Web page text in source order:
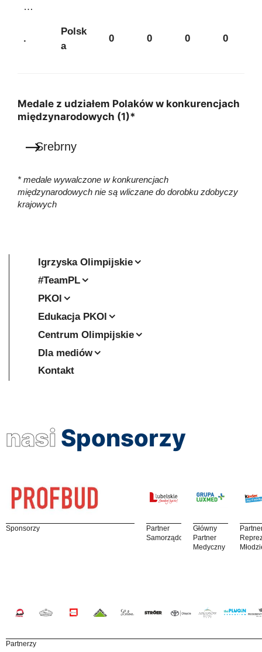
…
.
Polsk
a
0 0 0 0
Medale z udziałem Polaków w konkurencjach
międzynarodowych (1)*
Srebrny
* medale wywalczone w konkurencjach
międzynarodowych nie są wliczane do dorobku zdobyczy
krajowych
Igrzyska Olimpijskie
#TeamPL
PKOl
Edukacja PKOl
Centrum Olimpijskie
Dla mediów
Kontakt
nasi Sponsorzy
Sponsorzy
Partner
Samorządowy
Główny
Partner
Medyczny
Partnerzy